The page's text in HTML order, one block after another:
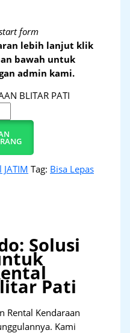
form
lebih lanjut klik
bawah untuk
admin kami.
BLITAR PATI
Tag: Bisa Lepas
Solusi
Pati
Rental Kendaraan
Kami